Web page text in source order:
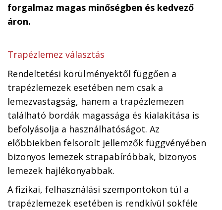
forgalmaz magas minőségben és kedvező
áron.
Trapézlemez választás
Rendeltetési körülményektől függően a
trapézlemezek esetében nem csak a
lemezvastagság, hanem a trapézlemezen
található bordák magassága és kialakítása is
befolyásolja a használhatóságot. Az
előbbiekben felsorolt jellemzők függvényében
bizonyos lemezek strapabíróbbak, bizonyos
lemezek hajlékonyabbak.
A fizikai, felhasználási szempontokon túl a
trapézlemezek esetében is rendkívül sokféle